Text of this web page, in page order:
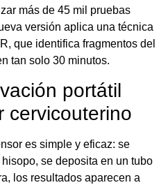
más de 45 mil pruebas
versión aplica una técnica
que identifica fragmentos del
tan solo 30 minutos.
portátil
cervicouterino
es simple y eficaz: se
se deposita en un tubo
los resultados aparecen a